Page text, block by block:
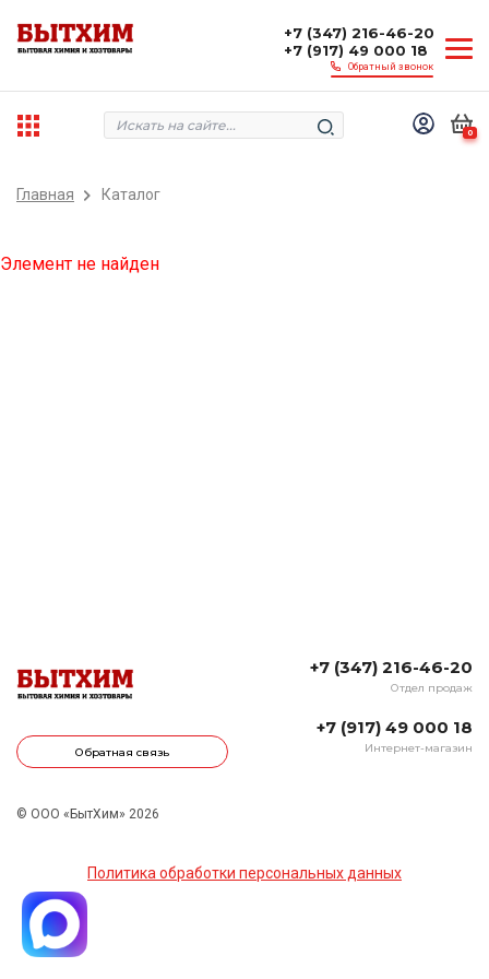
+7 (347) 216-46-20
+7 (917) 49 000 18
Обратный звонок
0
Главная Каталог
Элемент не найден
Обратная связь
+7 (347) 216-46-20
Отдел продаж
+7 (917) 49 000 18
Интернет-магазин
© ООО «БытХим» 2026
Политика обработки персональных данных